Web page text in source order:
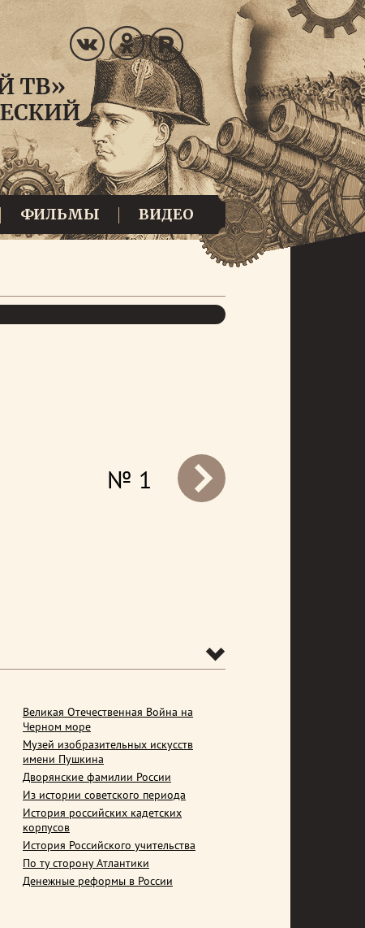
ФИЛЬМЫ ВИДЕО
№ 1
Великая Отечественная Война на
Черном море
Музей изобразительных искусств
имени Пушкина
Дворянские фамилии России
Из истории советского периода
История российских кадетских
корпусов
История Российского учительства
По ту сторону Атлантики
Денежные реформы в России